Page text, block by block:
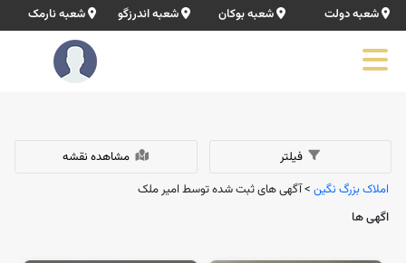
شعبه دولت شعبه بوکان شعبه اندرزگو شعبه نارمک
فیلتر
مشاهده نقشه
املاک بزرگ نگین > آگهی های ثبت شده توسط امیر ملک
اگهی ها